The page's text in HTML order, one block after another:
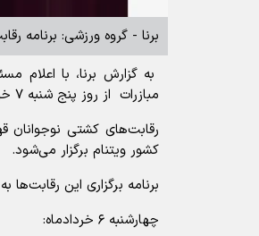
برنا - گروه ورزشی: برنامه
به گزارش برنا، با اعلام
مبازرات از روز پنج شنبه ۷ خردادماه آغاز می شود.
کشور ویتنام برگزار می‌شود.
برنامه برگزاری این
چهارشنبه ۶ خردادماه: